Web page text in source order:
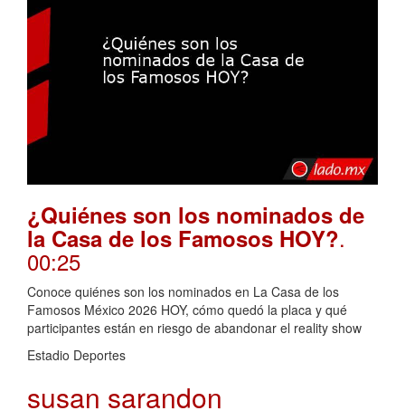
¿Quiénes son los nominados de
la Casa de los Famosos HOY?.
00:25
Conoce quiénes son los nominados en La Casa de los
Famosos México 2026 HOY, cómo quedó la placa y qué
participantes están en riesgo de abandonar el reality show
Estadio Deportes
susan sarandon